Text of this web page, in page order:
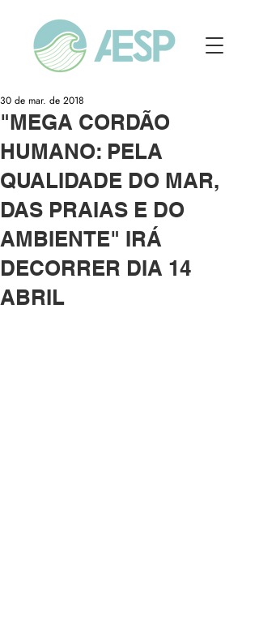
"MEGA CORDÃO
HUMANO: PELA
QUALIDADE DO MAR,
DAS PRAIAS E DO
AMBIENTE" IRÁ
DECORRER DIA 14
ABRIL
30 de mar. de 2018